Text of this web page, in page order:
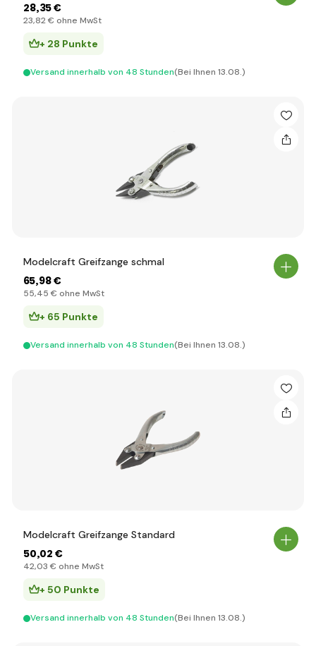
28,35 €
23,82 € ohne MwSt
+ 28 Punkte
Versand innerhalb von 48 Stunden(Bei Ihnen 13.08.)
Modelcraft Greifzange schmal
65,98 €
55,45 € ohne MwSt
+ 65 Punkte
Versand innerhalb von 48 Stunden(Bei Ihnen 13.08.)
Modelcraft Greifzange Standard
50,02 €
42,03 € ohne MwSt
+ 50 Punkte
Versand innerhalb von 48 Stunden(Bei Ihnen 13.08.)